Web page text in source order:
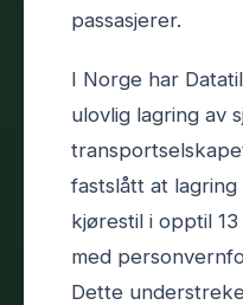
passasjerer.
I Norge har
ulovlig lagring av
fastslått at lagring
kjørestil i opptil
med
Dette